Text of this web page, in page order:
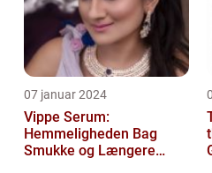
07 januar 2024
Vippe Serum:
Hemmeligheden Bag
Smukke og Længere